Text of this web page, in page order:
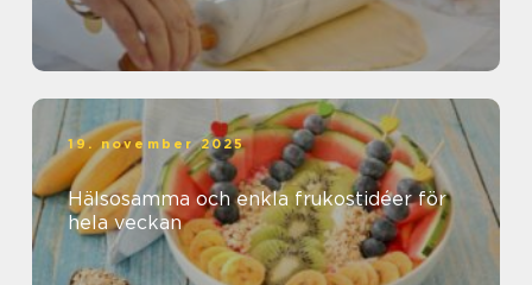
19. november 2025
Hälsosamma och enkla frukostidéer för
hela veckan